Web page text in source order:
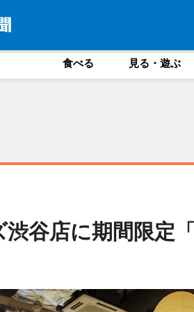
食べる 見る・遊ぶ
渋谷店に期間限定